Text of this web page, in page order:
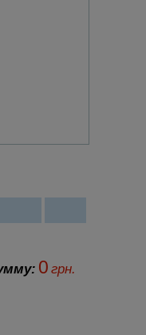
0 грн.